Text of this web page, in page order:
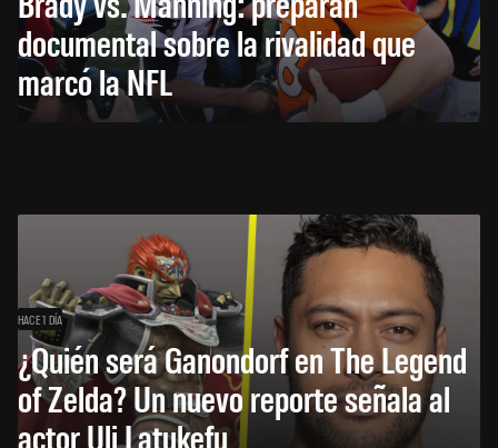
documental sobre la rivalidad que
marcó la NFL
HACE 1 DÍA
¿Quién será Ganondorf en The Legend
of Zelda? Un nuevo reporte señala al
actor Uli Latukefu